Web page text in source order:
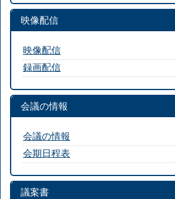
映像配信
映像配信
録画配信
会議の情報
会議の情報
会期日程表
議案書